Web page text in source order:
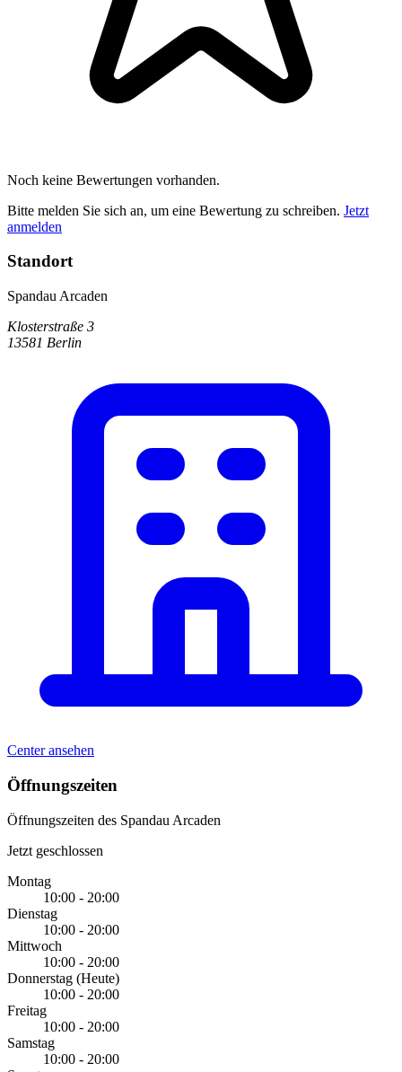
Noch keine Bewertungen vorhanden.
Bitte melden Sie sich an, um eine Bewertung zu schreiben. Jetzt
anmelden
Standort
Spandau Arcaden
Klosterstraße 3
13581 Berlin
Center ansehen
Öffnungszeiten
Öffnungszeiten des Spandau Arcaden
Jetzt geschlossen
Montag
10:00 - 20:00
Dienstag
10:00 - 20:00
Mittwoch
10:00 - 20:00
Donnerstag (Heute)
10:00 - 20:00
Freitag
10:00 - 20:00
Samstag
10:00 - 20:00